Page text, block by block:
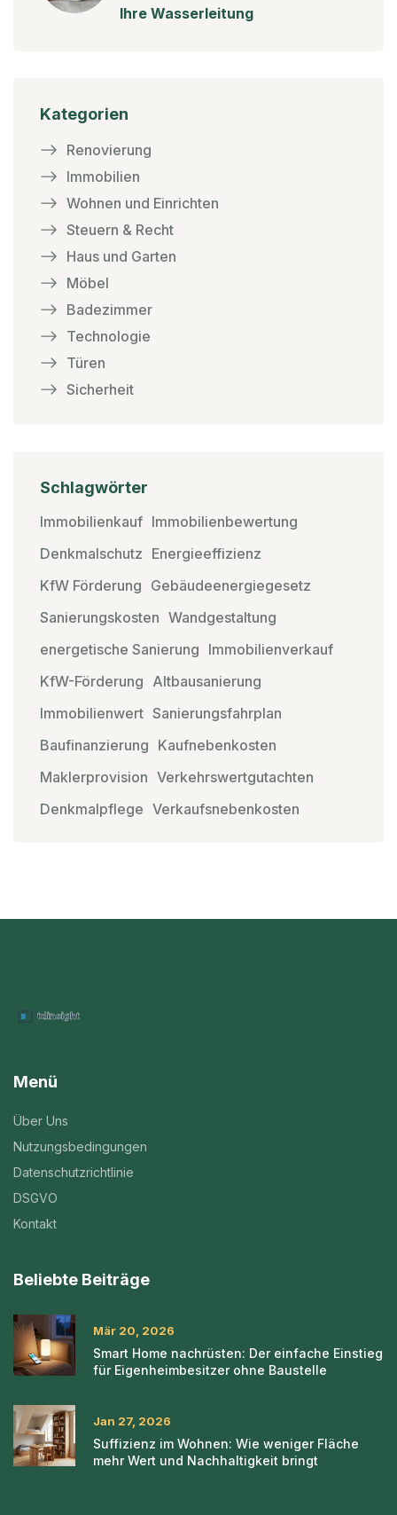
Ihre Wasserleitung
Kategorien
Renovierung
Immobilien
Wohnen und Einrichten
Steuern & Recht
Haus und Garten
Möbel
Badezimmer
Technologie
Türen
Sicherheit
Schlagwörter
Immobilienkauf Immobilienbewertung
Denkmalschutz Energieeffizienz
KfW Förderung Gebäudeenergiegesetz
Sanierungskosten Wandgestaltung
energetische Sanierung Immobilienverkauf
KfW-Förderung Altbausanierung
Immobilienwert Sanierungsfahrplan
Baufinanzierung Kaufnebenkosten
Maklerprovision Verkehrswertgutachten
Denkmalpflege Verkaufsnebenkosten
Menü
Über Uns
Nutzungsbedingungen
Datenschutzrichtlinie
DSGVO
Kontakt
Beliebte Beiträge
Mär 20, 2026
Smart Home nachrüsten: Der einfache Einstieg
für Eigenheimbesitzer ohne Baustelle
Jan 27, 2026
Suffizienz im Wohnen: Wie weniger Fläche
mehr Wert und Nachhaltigkeit bringt